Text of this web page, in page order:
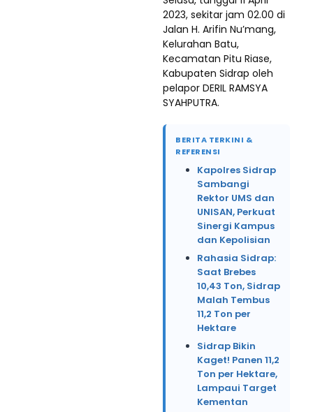
2023, sekitar jam 02.00 di
Jalan H. Arifin Nu’mang,
Kelurahan Batu,
Kecamatan Pitu Riase,
Kabupaten Sidrap oleh
pelapor DERIL RAMSYA
SYAHPUTRA.
BERITA TERKINI &
REFERENSI
Kapolres Sidrap
Sambangi
Rektor UMS dan
UNISAN, Perkuat
Sinergi Kampus
dan Kepolisian
Rahasia Sidrap:
Saat Brebes
10,43 Ton, Sidrap
Malah Tembus
11,2 Ton per
Hektare
Sidrap Bikin
Kaget! Panen 11,2
Ton per Hektare,
Lampaui Target
Kementan